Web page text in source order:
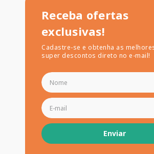
Receba ofertas
exclusivas!
Cadastre-se e obtenha as
super descontos direto no e-mail!
Enviar